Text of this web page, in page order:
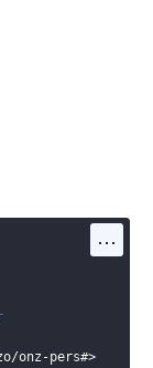
...
onz-pers#>